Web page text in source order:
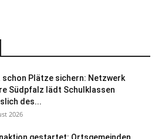
Plätze sichern: Netzwerk
Südpfalz lädt Schulklassen
des...
2026
gestartet: Ortsgemeinden